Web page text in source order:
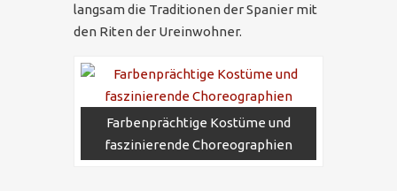
langsam die Traditionen der Spanier mit
den Riten der Ureinwohner.
Farbenprächtige Kostüme und
faszinierende Choreographien